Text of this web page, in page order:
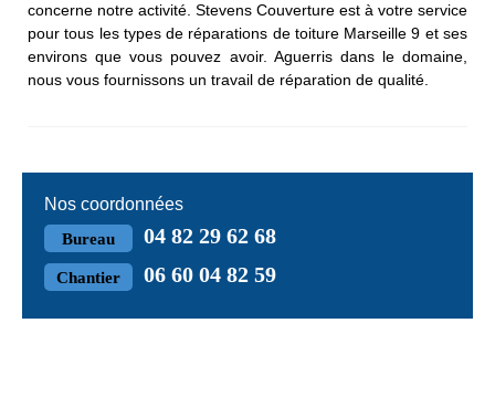
concerne notre activité. Stevens Couverture est à votre service
pour tous les types de réparations de toiture Marseille 9 et ses
environs que vous pouvez avoir. Aguerris dans le domaine,
nous vous fournissons un travail de réparation de qualité.
Nos coordonnées
Bureau 04 82 29 62 68
Chantier 06 60 04 82 59